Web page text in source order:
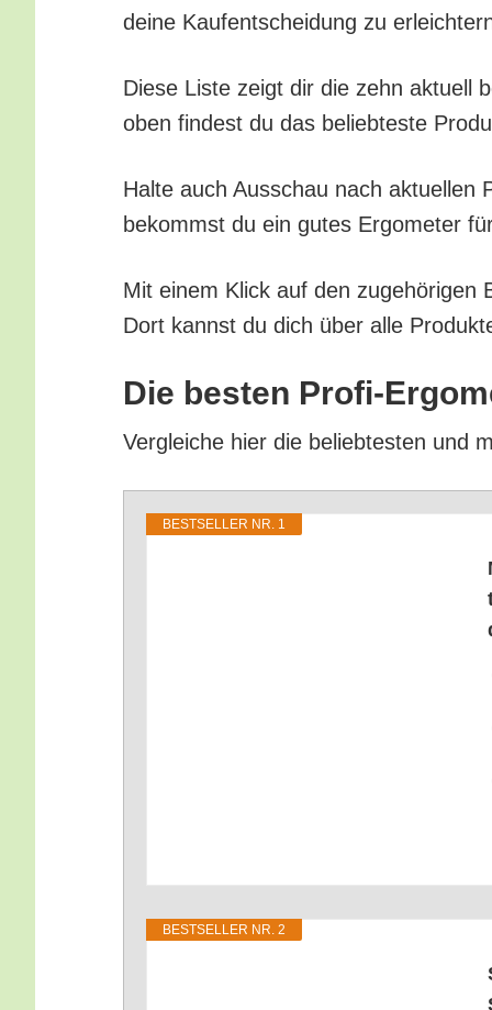
dei­ne Kauf­ent­schei­dung zu
Die­se Lis­te zeigt dir die zehn aktu­ell
oben fin­dest du das belieb­tes­te
Hal­te auch Aus­schau nach aktu­el­len
bekommst du ein gutes Ergo­me­ter
Mit einem Klick auf den zuge­hö­ri­gen
Dort kannst du dich über alle
Die bes­ten Pro­fi-
Ver­glei­che hier die belieb­tes­ten und
BEST­SEL­LER NR. 1
BEST­SEL­LER NR. 2